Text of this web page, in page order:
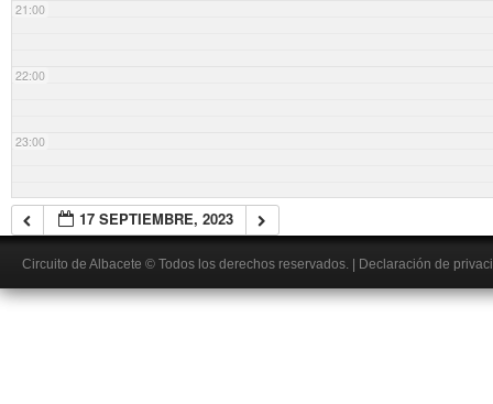
21:00
22:00
23:00
17 SEPTIEMBRE, 2023
Circuito de Albacete © Todos los derechos reservados. Declaración de